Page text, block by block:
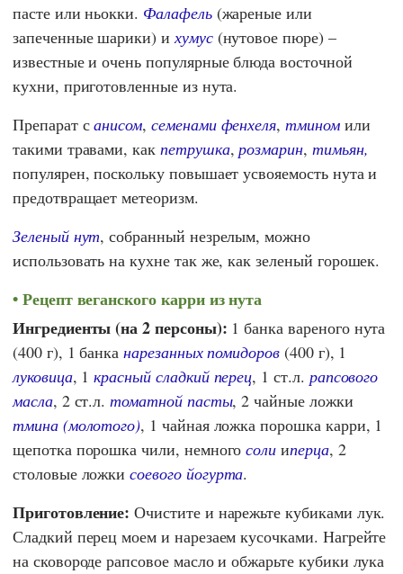
пасте или ньокки. Фалафель(жареные или
запеченные шарики) ихумус(нутовое пюре) –
известные и очень популярные блюда восточной
кухни, приготовленные из нута.
Препарат санисом, семенами фенхеля,тминомили
такими травами, как петрушка,розмарин, тимьян,
популярен, поскольку повышает усвояемость нута и
предотвращает метеоризм.
Зеленый нут, собранный незрелым, можно
использовать на кухне так же, как зеленый горошек.
Рецепт веганского карри из нута
Ингредиенты (на 2 персоны): 1 банка вареного нута
(400 г), 1 банканарезанных помидоров (400 г), 1
луковица, 1красный сладкий перец, 1 ст.л. рапсового
масла, 2 ст.л.томатной пасты, 2 чайные ложки
тмина (молотого), 1 чайная ложка порошка карри, 1
щепотка порошка чили, немногосоли иперца, 2
столовые ложкисоевого йогурта.
Приготовление: Очистите и нарежьте кубиками лук.
Сладкий перец моем и нарезаем кусочками. Нагрейте
на сковороде рапсовое масло и обжарьте кубики лука